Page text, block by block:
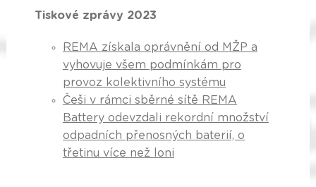
Tiskové zprávy 2023
REMA získala oprávnění od MŽP a
vyhovuje všem podmínkám pro
provoz kolektivního systému
Češi v rámci sběrné sítě REMA
Battery odevzdali rekordní množství
odpadních přenosných baterií, o
třetinu více než loni